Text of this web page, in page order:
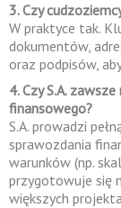
3. Czy
W praktyce tak.
dokumentów,
oraz podpisów,
4. Czy S.A.
finansowego?
S.A. prowadzi
sprawozdania
warunków (np.
przygotowuje się
większych